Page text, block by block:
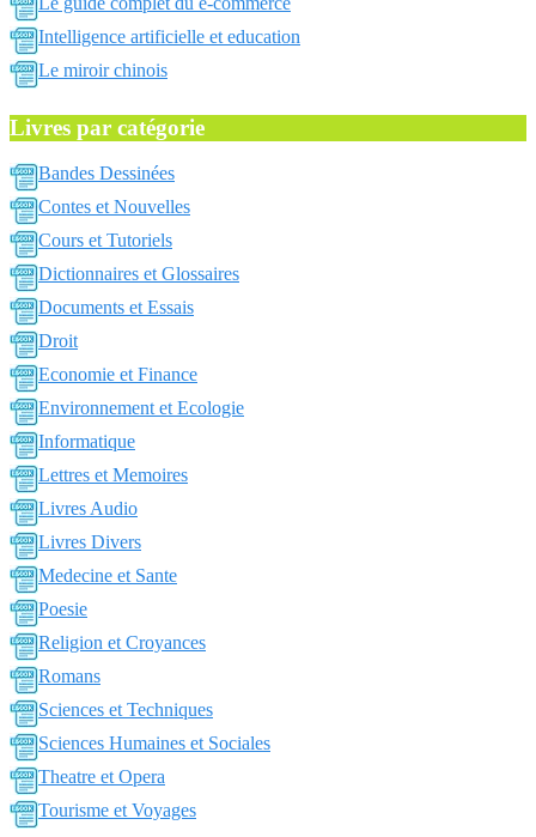
Intelligence artificielle et education
Le miroir chinois
Livres par catégorie
Bandes Dessinées
Contes et Nouvelles
Cours et Tutoriels
Dictionnaires et Glossaires
Documents et Essais
Droit
Economie et Finance
Environnement et Ecologie
Informatique
Lettres et Memoires
Livres Audio
Livres Divers
Medecine et Sante
Poesie
Religion et Croyances
Romans
Sciences et Techniques
Sciences Humaines et Sociales
Theatre et Opera
Tourisme et Voyages